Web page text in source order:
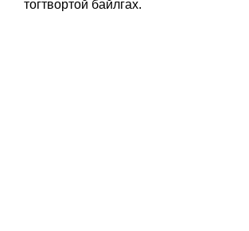
тогтвортой байлгах.